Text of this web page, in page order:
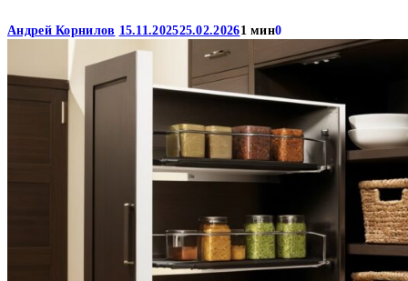
Андрей Корнилов 15.11.202525.02.20261 мин0